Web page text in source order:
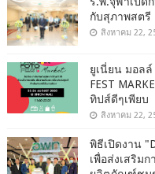
กับสุภาพสตรี
สิงหาคม 22,
ยูเนี่ยน มอลล์
FEST
ทิปส์ดีๆเพียบ
สิงหาคม 22,
พิธีเปิดงาน
เพื่อส่งเสริม